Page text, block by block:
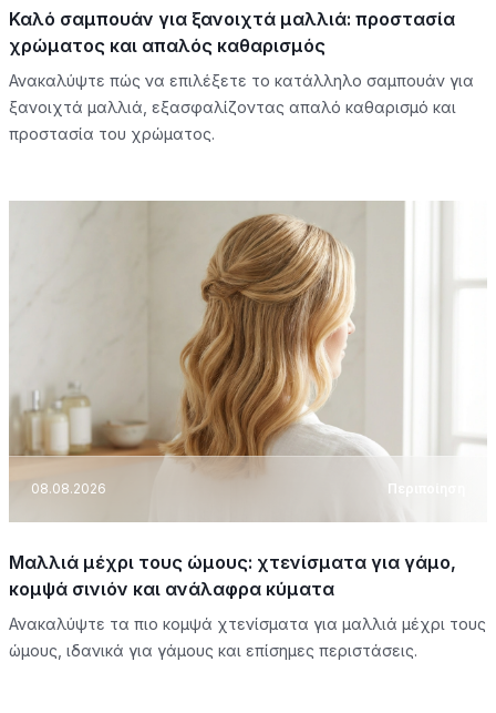
Καλό σαμπουάν για ξανοιχτά μαλλιά: προστασία
χρώματος και απαλός καθαρισμός
Ανακαλύψτε πώς να επιλέξετε το κατάλληλο σαμπουάν για
ξανοιχτά μαλλιά, εξασφαλίζοντας απαλό καθαρισμό και
προστασία του χρώματος.
08.08.2026 Περιποίηση
Μαλλιά μέχρι τους ώμους: χτενίσματα για γάμο,
κομψά σινιόν και ανάλαφρα κύματα
Ανακαλύψτε τα πιο κομψά χτενίσματα για μαλλιά μέχρι τους
ώμους, ιδανικά για γάμους και επίσημες περιστάσεις.